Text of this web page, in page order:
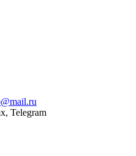
Telegram